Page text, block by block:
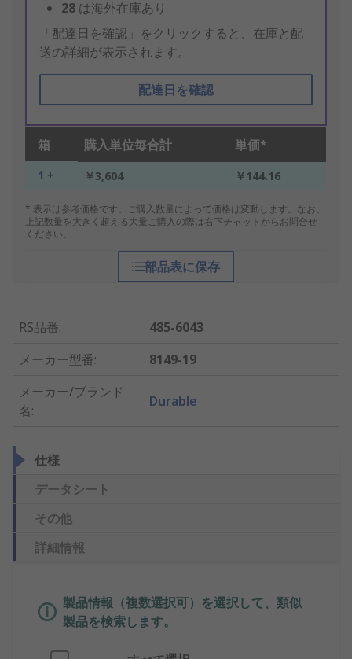
28 は海外在庫あり
「配達日を確認」をクリックすると、在庫と配
送の詳細が表示されます。
配達日を確認
箱 購入単位毎合計 単価*
1 + ￥3,604 ￥144.16
* 表示は参考価格です。ご購入数量によって価格は変動します。なお、
上記数量を大きく超える大量ご購入の際は右下チャットからお問合せ
ください。
部品表に保存
RS品番:
485-6043
メーカー型番:
8149-19
メーカー/ブランド
名:
Durable
仕様
データシート
その他
詳細情報
製品情報（複数選択可）を選択して、類似
製品を検索します。